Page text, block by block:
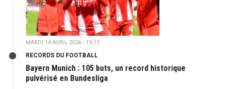
MARDI 14 AVRIL 2026 - 19:12
RECORDS DU FOOTBALL
Bayern Munich : 105 buts, un record historique
pulvérisé en Bundesliga